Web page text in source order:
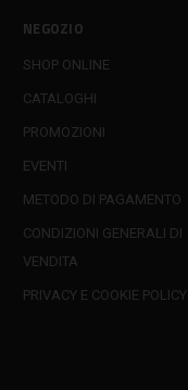
NEGOZIO
SHOP ONLINE
CATALOGHI
PROMOZIONI
EVENTI
METODO DI PAGAMENTO
CONDIZIONI GENERALI DI
VENDITA
PRIVACY E COOKIE POLICY